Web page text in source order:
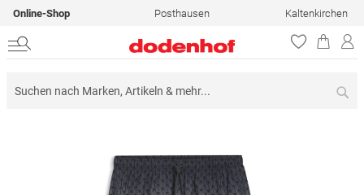
Online-Shop Posthausen Kaltenkirchen